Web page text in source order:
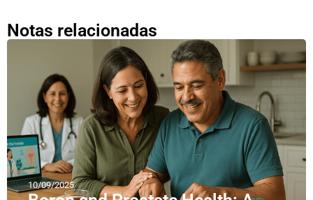
Notas relacionadas
10/09/2025